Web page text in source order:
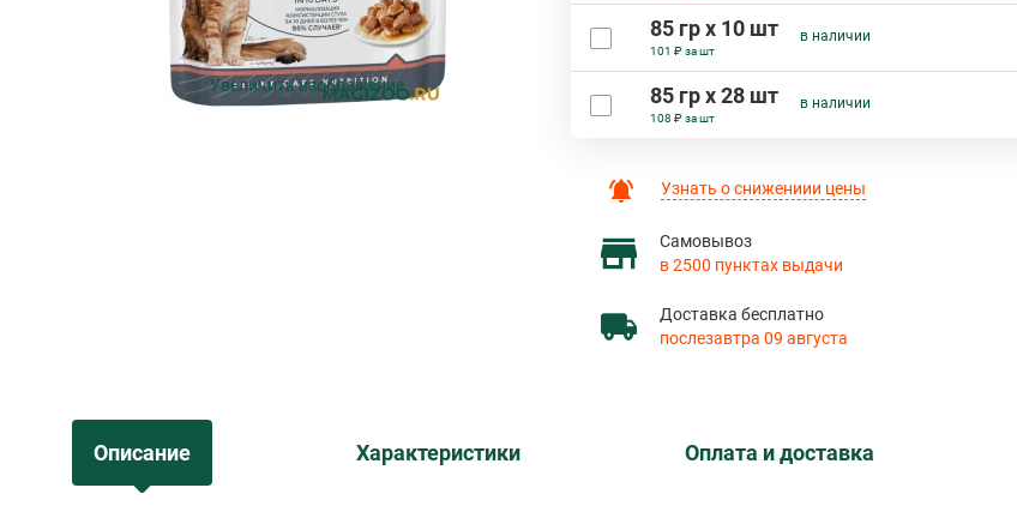
Увеличить изображение
85 гр х 10 шт
101 ₽ за шт
в наличии
85 гр х 28 шт
108 ₽ за шт
в наличии
Узнать о снижениии цены
Самовывоз
в 2500 пунктах выдачи
Доставка бесплатно
послезавтра 09 августа
Описание Характеристики Оплата и доставка